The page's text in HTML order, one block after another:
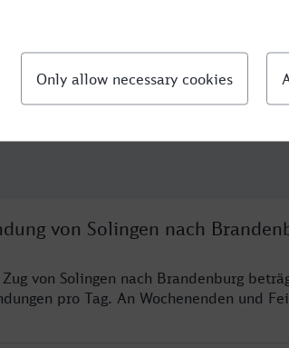
von Solingen nach
von Solingen nach Brandenburg
pro Tag. An Wochenenden und